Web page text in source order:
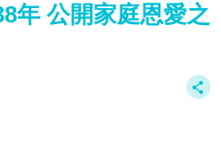
年 公開家庭恩愛之